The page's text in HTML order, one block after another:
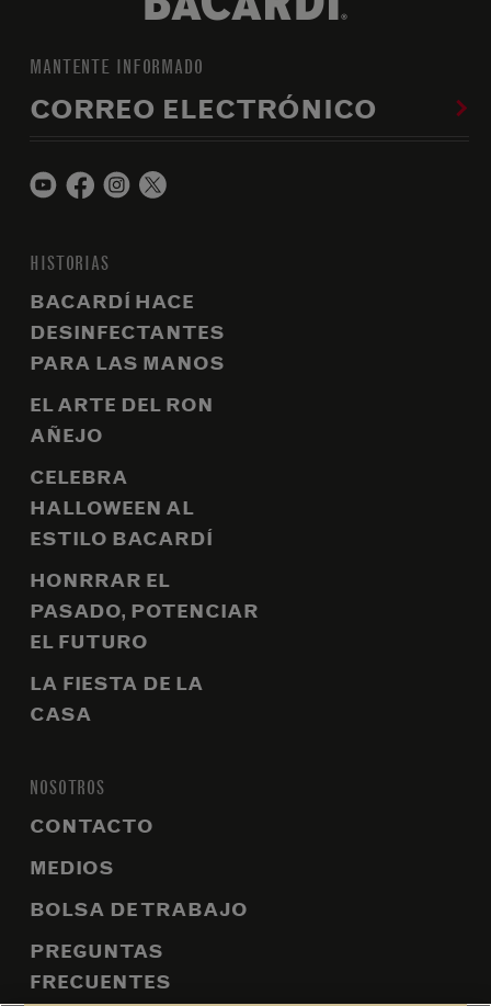
MANTENTE INFORMADO
CORREO ELECTRÓNICO
HISTORIAS
BACARDÍ HACE
DESINFECTANTES
PARA LAS MANOS
EL ARTE DEL RON
AÑEJO
CELEBRA
HALLOWEEN AL
ESTILO BACARDÍ
HONRRAR EL
PASADO, POTENCIAR
EL FUTURO
LA FIESTA DE LA
CASA
NOSOTROS
CONTACTO
MEDIOS
BOLSA DE TRABAJO
PREGUNTAS
FRECUENTES